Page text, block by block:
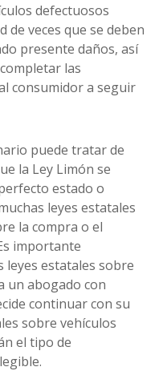
defectuosos
de veces que se deben
presente daños, así
las
consumidor a seguir
puede tratar de
la Ley Limón se
estado o
leyes estatales
la compra o el
importante
leyes estatales sobre
un abogado con
continuar con su
sobre vehículos
el tipo de